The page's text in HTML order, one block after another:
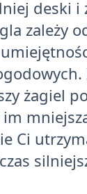
deski i
zależy
żagiel
Ci